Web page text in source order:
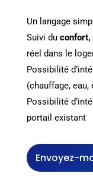
Un langage
Suivi du confort,
réel dans le
Possibilité
(chauffage,
Possibilité
portail existant
Envoyez-